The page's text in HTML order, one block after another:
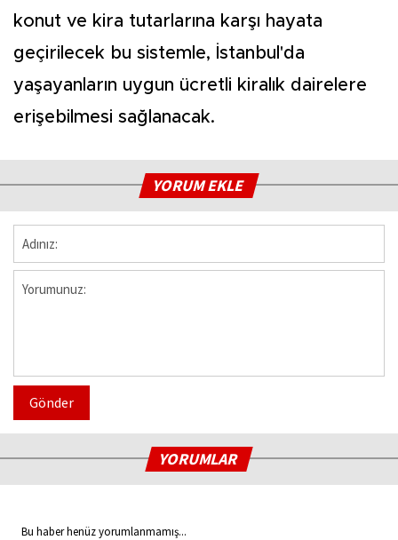
konut ve kira tutarlarına karşı hayata
geçirilecek bu sistemle, İstanbul'da
yaşayanların uygun ücretli kiralık dairelere
erişebilmesi sağlanacak.
YORUM EKLE
Gönder
YORUMLAR
Bu haber henüz yorumlanmamış...